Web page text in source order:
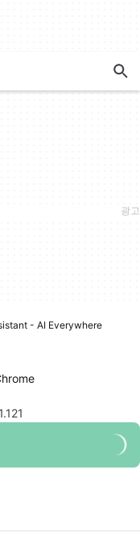
- AI Everywhere